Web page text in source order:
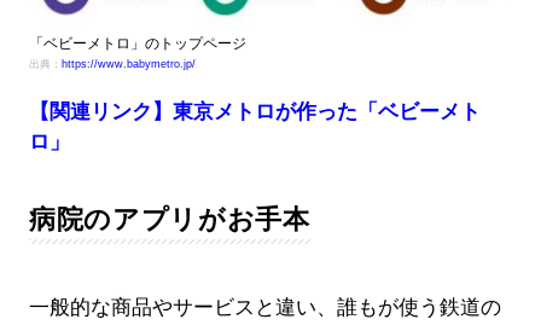
「ベビーメトロ」のトップページ
出典： https://www.babymetro.jp/
【関連リンク】東京メトロが作った「ベビーメト
ロ」
病院のアプリがお手本
一般的な商品やサービスと違い、誰もが使う鉄道の